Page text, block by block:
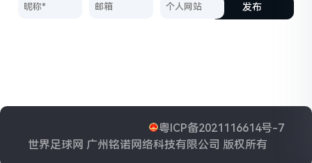
发布
粤ICP备2021116614号-7
世界足球网 广州铭诺网络科技有限公司 版权所有